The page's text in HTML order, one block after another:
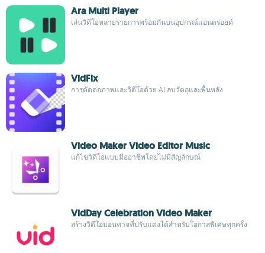
Ara Multi Player
เล่นวิดีโอหลายรายการพร้อมกันบนอุปกรณ์แอนดรอยด์
VidFix
การตัดต่อภาพและวิดีโอด้วย AI ลบวัตถุและพื้นหลัง
Video Maker Video Editor Music
แก้ไขวิดีโอแบบมืออาชีพโดยไม่มีสัญลักษณ์
VidDay Celebration Video Maker
สร้างวิดีโอมอนทาจที่ปรับแต่งได้สำหรับโอกาสพิเศษทุกครั้ง